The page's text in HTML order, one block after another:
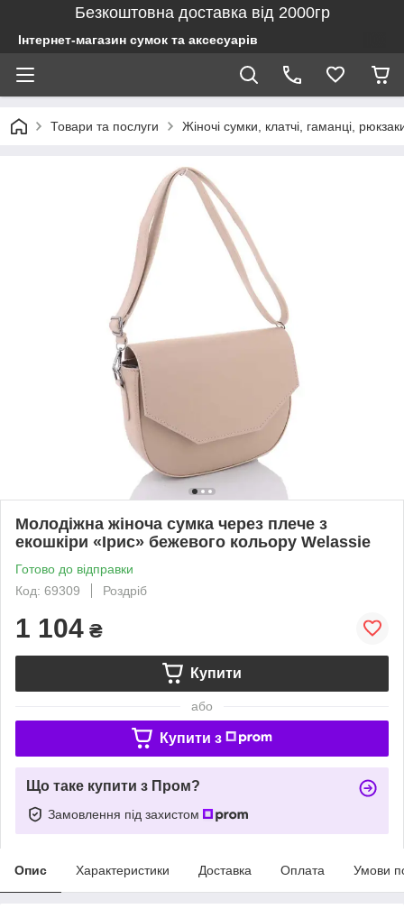
Безкоштовна доставка від 2000гр
Інтернет-магазин сумок та аксесуарів
Товари та послуги Жіночі сумки, клатчі, гаманці,
Молодіжна жіноча сумка через плече з
екошкіри «Ірис» бежевого кольору Welassie
Готово до відправки
Код: 69309
Роздріб
1 104 ₴
Купити
або
Купити з
Що таке купити з Пром?
Замовлення під захистом
Опис Характеристики Доставка Оплата Умови